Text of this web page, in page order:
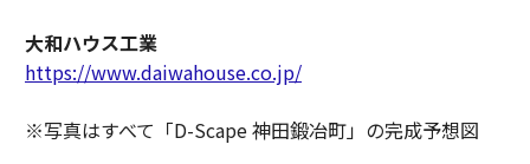
大和ハウス工業
https://www.daiwahouse.co.jp/
※写真はすべて「D-Scape 神田鍛冶町」の完成予想図